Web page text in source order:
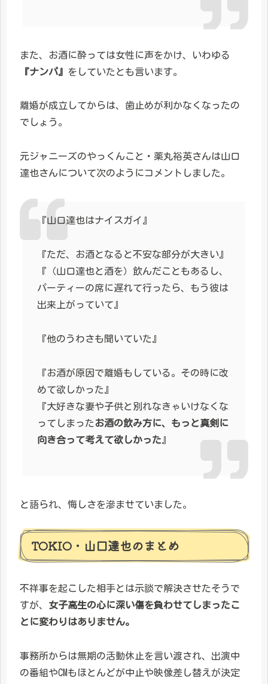
また、お酒に酔っては女性に声をかけ、いわゆる
『ナンパ』 をしていたとも言います。
離婚が成立してからは、歯止めが利かなくなったの
でしょう。
元ジャニーズのやっくんこと・薬丸裕英さんは山口
達也さんについて次のようにコメントしました。
『山口達也はナイスガイ』
『ただ、お酒となると不安な部分が大きい』
『（山口達也と酒を）飲んだこともあるし、
パーティーの席に遅れて行ったら、もう彼は
出来上がっていて』
『他のうわさも聞いていた』
『お酒が原因で離婚もしている。その時に改
めて欲しかった』
『大好きな妻や子供と別れなきゃいけなくな
ってしまった お酒の飲み方に、もっと真剣に
向き合って考えて欲しかった 』
と語られ、悔しさを滲ませていました。
TOKIO・山口達也のまとめ
不祥事を起こした相手とは示談で解決させたそうで
すが、 女子高生の心に深い傷を負わせてしまったこ
とに変わりはありません。
事務所からは無期の活動休止を言い渡され、出演中
の番組やCMもほとんどが中止や映像差し替えが決定